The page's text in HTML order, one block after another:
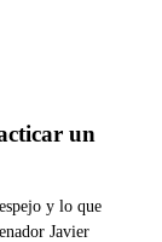
un
y lo que
Javier